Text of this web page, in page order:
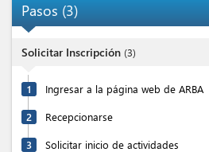
Pasos (3)
Solicitar Inscripción (3)
1 Ingresar a la página web de ARBA
2 Recepcionarse
3 Solicitar inicio de actividades